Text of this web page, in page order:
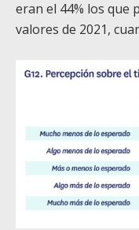
eran el 44% los que
valores de 2021,